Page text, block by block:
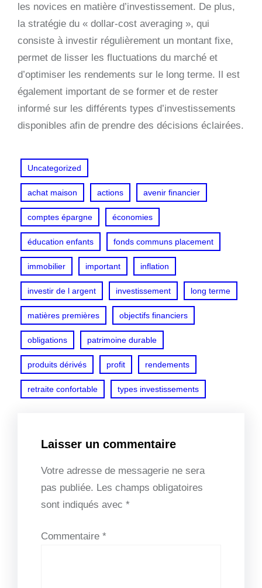
les novices en matière d’investissement. De plus,
la stratégie du « dollar-cost averaging », qui
consiste à investir régulièrement un montant fixe,
permet de lisser les fluctuations du marché et
d’optimiser les rendements sur le long terme. Il est
également important de se former et de rester
informé sur les différents types d’investissements
disponibles afin de prendre des décisions éclairées.
Uncategorized
achat maison actions avenir financier
comptes épargne économies
éducation enfants fonds communs placement
immobilier important inflation
investir de l argent investissement long terme
matières premières objectifs financiers
obligations patrimoine durable
produits dérivés profit rendements
retraite confortable types investissements
Laisser un commentaire
Votre adresse de messagerie ne sera
pas publiée. Les champs obligatoires
sont indiqués avec *
Commentaire *